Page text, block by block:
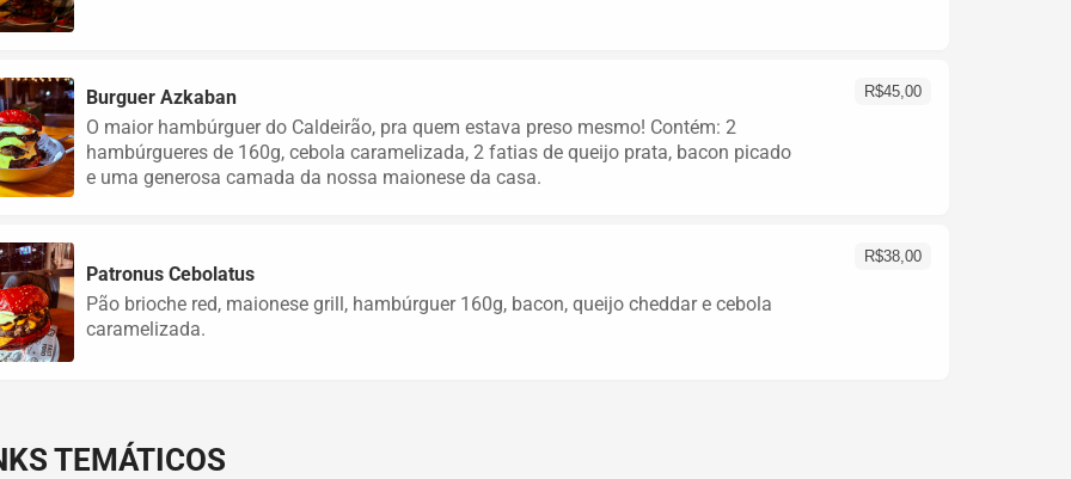
R$45,00
Burguer Azkaban
O maior hambúrguer do Caldeirão, pra quem estava preso mesmo! Contém: 2
hambúrgueres de 160g, cebola caramelizada, 2 fatias de queijo prata, bacon picado
e uma generosa camada da nossa maionese da casa.
R$38,00
Patronus Cebolatus
Pão brioche red, maionese grill, hambúrguer 160g, bacon, queijo cheddar e cebola
caramelizada.
TEMÁTICOS